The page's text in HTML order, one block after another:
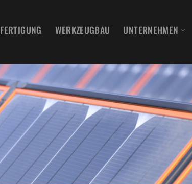
FERTIGUNG WERKZEUGBAU UNTERNEHMEN